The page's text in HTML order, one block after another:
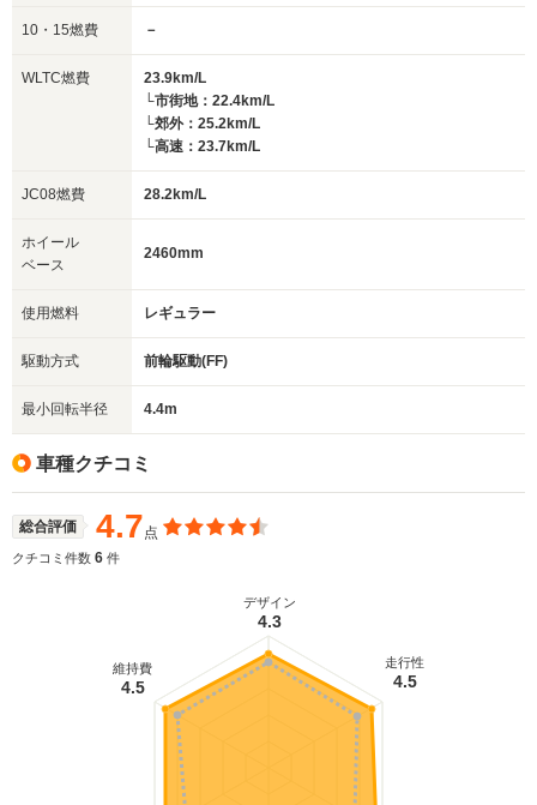
10・15燃費 －
WLTC燃費
23.9km/L
└市街地：22.4km/L
└郊外：25.2km/L
└高速：23.7km/L
JC08燃費 28.2km/L
ホイール
ベース
2460mm
使用燃料 レギュラー
駆動方式 前輪駆動(FF)
最小回転半径 4.4m
車種クチコミ
総合評価 4.7点
クチコミ件数 6 件
デザイン
4.3
走行性
4.5
維持費
4.5